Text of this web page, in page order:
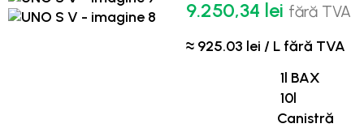
9.250,34 lei fără TVA
≈ 925.03 lei / L fără TVA
1l BAX
10l
Canistră